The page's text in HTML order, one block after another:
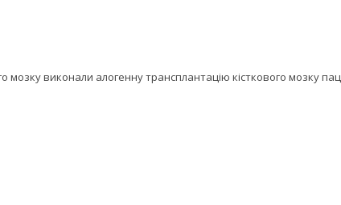
мозку виконали алогенну трансплантацію кісткового мозку